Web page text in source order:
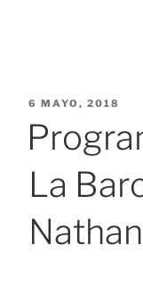
PUBLICADO
6 MAYO, 2018
La
Nathan